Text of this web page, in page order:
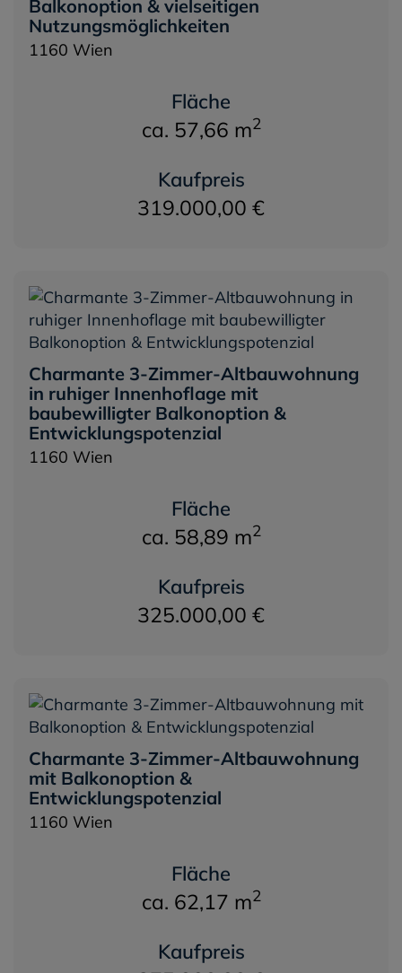
Balkonoption & vielseitigen
Nutzungsmöglichkeiten
1160 Wien
Fläche
ca. 57,66 m2
Kaufpreis
319.000,00 €
Charmante 3-Zimmer-Altbauwohnung
in ruhiger Innenhoflage mit
baubewilligter Balkonoption &
Entwicklungspotenzial
1160 Wien
Fläche
ca. 58,89 m2
Kaufpreis
325.000,00 €
Charmante 3-Zimmer-Altbauwohnung
mit Balkonoption &
Entwicklungspotenzial
1160 Wien
Fläche
ca. 62,17 m2
Kaufpreis